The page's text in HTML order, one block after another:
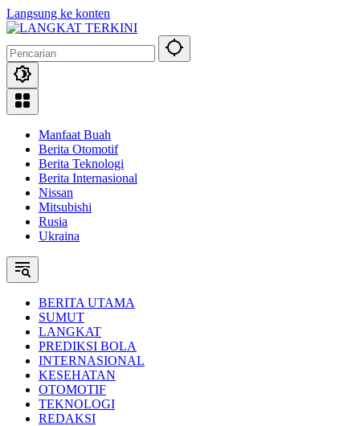
Langsung ke konten
Manfaat Buah
Berita Otomotif
Berita Teknologi
Berita Internasional
Nissan
Mitsubishi
Rusia
Ukraina
BERITA UTAMA
SUMUT
LANGKAT
PREDIKSI BOLA
INTERNASIONAL
KESEHATAN
OTOMOTIF
TEKNOLOGI
REDAKSI